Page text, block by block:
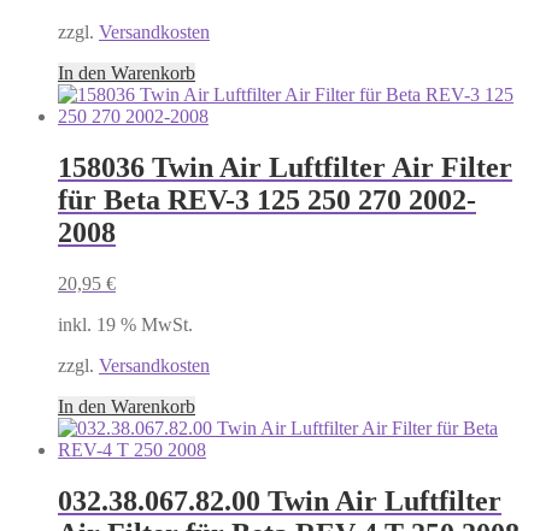
zzgl. Versandkosten
In den Warenkorb
158036 Twin Air Luftfilter Air Filter
für Beta REV-3 125 250 270 2002-
2008
20,95 €
inkl. 19 % MwSt.
zzgl. Versandkosten
In den Warenkorb
032.38.067.82.00 Twin Air Luftfilter